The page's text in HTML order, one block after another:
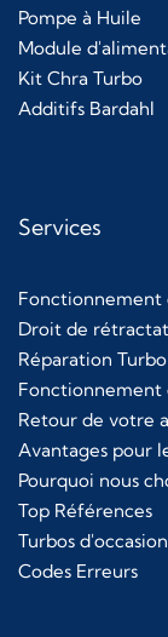
Pompe à Huile
Module
Kit Chra Turbo
Additifs Bardahl
Services
Fonctionnement
Droit de
Réparation Turbo
Fonctionnement
Retour de votre
Avantages pour
Pourquoi nous
Top Références
Turbos d'occasion
Codes Erreurs